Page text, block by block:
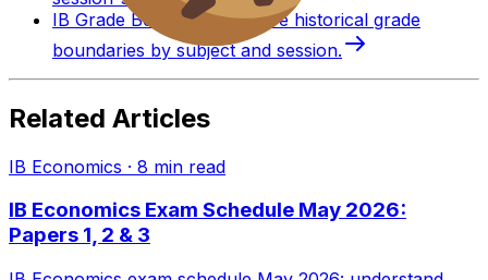
IB Grade BoundariesExplore historical grade
boundaries by subject and session.
Related Articles
IB Economics · 8 min read
IB Economics Exam Schedule May 2026:
Papers 1, 2 & 3